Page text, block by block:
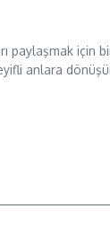
paylaşmak için
anlara